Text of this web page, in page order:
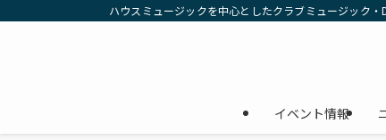
ハウスミュージックを中心としたクラブミュージック・
イベント情報